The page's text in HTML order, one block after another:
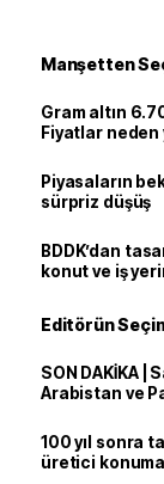
Manşetten
Gram altın
Fiyatlar
Piyasaların
sürpriz düşüş
BDDK’dan
konut ve iş
Editörün
SON DAKİKA
Arabistan ve
100 yıl sonra
üretici